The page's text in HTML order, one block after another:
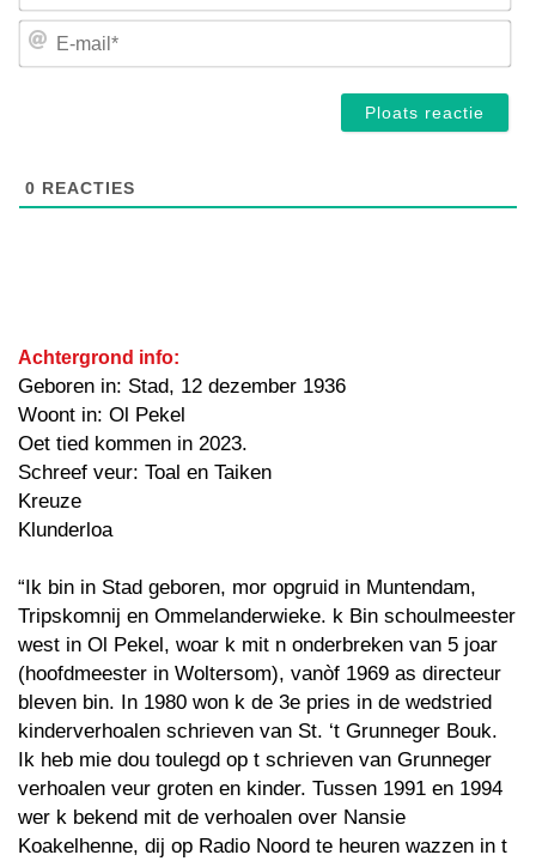
E-
0 REACTIES
Achtergrond info:
Geboren in: Stad, 12 dezember 1936
Woont in: Ol Pekel
Oet tied kommen in 2023.
Schreef veur: Toal en Taiken
Kreuze
Klunderloa
“Ik bin in Stad geboren, mor opgruid in Muntendam,
Tripskomnij en Ommelanderwieke. k Bin schoulmeester
west in Ol Pekel, woar k mit n onderbreken van 5 joar
(hoofdmeester in Woltersom), vanòf 1969 as directeur
bleven bin. In 1980 won k de 3e pries in de wedstried
kinderverhoalen schrieven van St. ‘t Grunneger Bouk.
Ik heb mie dou toulegd op t schrieven van Grunneger
verhoalen veur groten en kinder. Tussen 1991 en 1994
wer k bekend mit de verhoalen over Nansie
Koakelhenne, dij op Radio Noord te heuren wazzen in t